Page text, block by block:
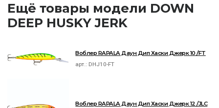
Ещё товары модели DOWN
DEEP HUSKY JERK
Воблер RAPALA Даун Дип Хаски Джерк 10 /FT
арт.: DHJ10-FT
Воблер RAPALA Даун Дип Хаски Джерк 12 /JLC